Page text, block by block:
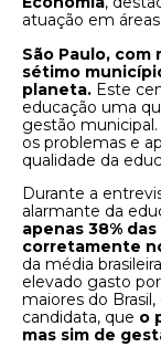
atuação em
São Paulo, com
sétimo
planeta. Este
educação uma
gestão
os problemas e
qualidade da
Durante a
alarmante da
apenas 38%
corretamente
da média
elevado gasto
maiores do
candidata, que o
mas sim de